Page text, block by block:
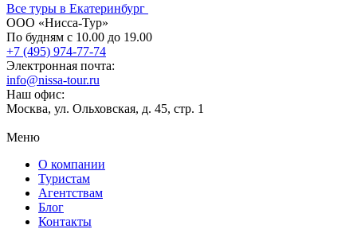
Все туры в Екатеринбург
ООО «Нисса-Тур»
По будням с 10.00 до 19.00
+7 (495) 974-77-74
Электронная почта:
info@nissa-tour.ru
Наш офис:
Москва, ул. Ольховская, д. 45, стр. 1
Меню
О компании
Туристам
Агентствам
Блог
Контакты